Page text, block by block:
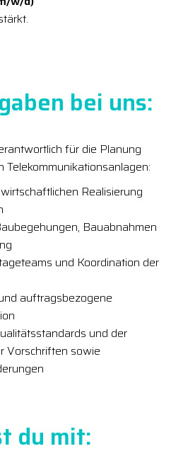
bei uns:
für die Planung
Realisierung
Bauabnahmen
und Koordination der
auftragsbezogene
und der
Vorschriften sowie
du mit: